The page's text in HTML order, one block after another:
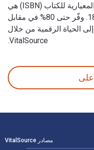
1782000577 و الأرقام الدولية المعيارية للكتاب (ISBN) هي
9781855325685, 1855325683. وفّر حتى 80% في مقابل
الحياة الرقمية من خلال
VitalSource.
مصادر VitalSource